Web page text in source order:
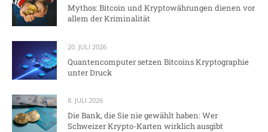
Mythos: Bitcoin und Kryptowährungen dienen vor
allem der Kriminalität
20. JULI 2026
Quantencomputer setzen Bitcoins Kryptographie
unter Druck
8. JULI 2026
Die Bank, die Sie nie gewählt haben: Wer
Schweizer Krypto-Karten wirklich ausgibt